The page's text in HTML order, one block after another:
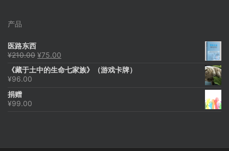
产品
医路东西
¥210.00 原
为：
¥75.00
价
《藏于土中的生命七家族》（游戏卡牌）
¥96.00
捐赠
¥99.00